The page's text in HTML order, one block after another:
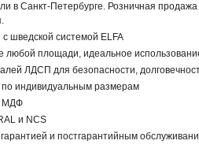
в Санкт-Петербурге. Розничная
шведской системой ELFA
любой площади, идеальное
ЛДСП для безопасности,
индивидуальным размерам
МДФ
и NCS
гарантией и постгарантийным